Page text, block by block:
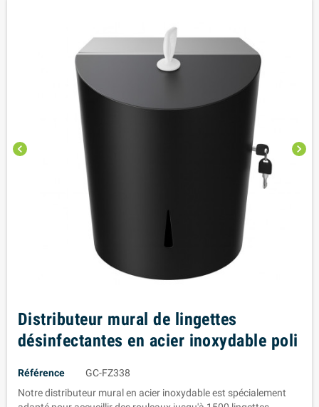
chevron_left chevron_right
Distributeur mural de lingettes
désinfectantes en acier inoxydable poli
Référence
GC-FZ338
Notre distributeur mural en acier inoxydable est spécialement